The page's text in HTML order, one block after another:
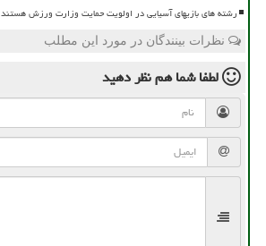
رشته های بازیهای آسیایی در اولویت حمایت وزارت ورزش هستند
نظرات بینندگان در مورد این مطلب
لطفا شما همنظر دهید